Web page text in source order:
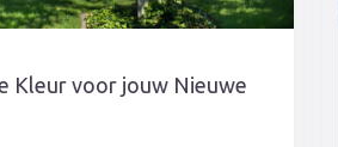
Kleur voor jouw Nieuwe